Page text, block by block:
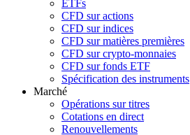
ETFs
CFD sur actions
CFD sur indices
CFD sur matières premières
CFD sur crypto-monnaies
CFD sur fonds ETF
Spécification des instruments
Marché
Opérations sur titres
Cotations en direct
Renouvellements